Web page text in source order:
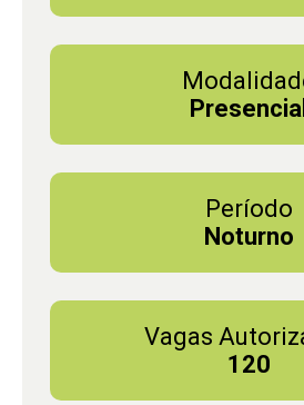
Presencial
Período
Noturno
Vagas
120